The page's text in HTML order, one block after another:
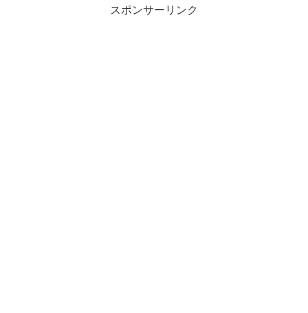
スポンサーリンク